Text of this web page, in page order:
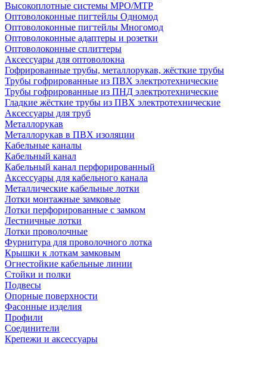
Высокоплотные системы MPO/MTP
Оптоволоконные пигтейлы Одномод
Оптоволоконные пигтейлы Многомод
Оптоволоконные адаптеры и розетки
Оптоволоконные сплиттеры
Аксессуары для оптоволокна
Гофрированные трубы, металлорукав, жёсткие трубы
Трубы гофрированные из ПВХ электротехнические
Трубы гофрированные из ПНД электротехнические
Гладкие жёсткие трубы из ПВХ электротехнические
Аксессуары для труб
Металлорукав
Металлорукав в ПВХ изоляции
Кабельные каналы
Кабельный канал
Кабельный канал перфорированный
Аксессуары для кабельного канала
Металлические кабельные лотки
Лотки монтажные замковые
Лотки перфорированные с замком
Лестничные лотки
Лотки проволочные
Фурнитура для проволочного лотка
Крышки к лоткам замковым
Огнестойкие кабельные линии
Стойки и полки
Подвесы
Опорные поверхности
Фасонные изделия
Профили
Соединители
Крепежи и аксессуары